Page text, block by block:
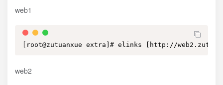
web1
[root@zutuanxue extra]# elinks [http://
web2